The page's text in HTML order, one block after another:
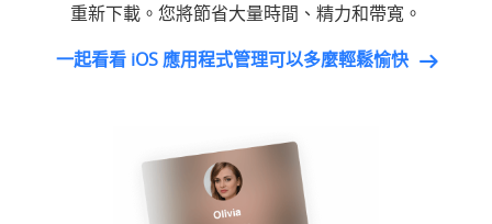
重新下載。您將節省大量時間、精力和帶寬。
一起看看 iOS 應用程式管理可以多麼輕鬆愉快